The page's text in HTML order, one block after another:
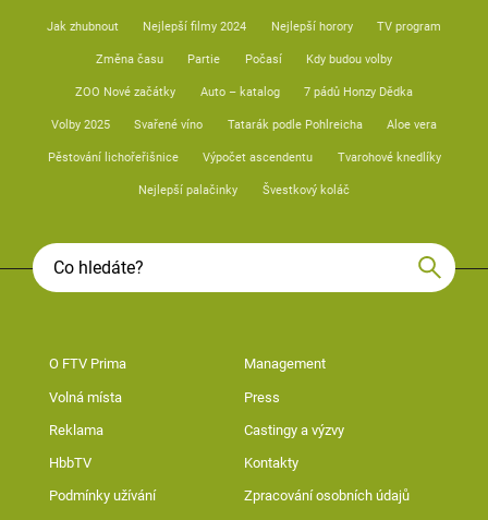
Jak zhubnout Nejlepší filmy 2024 Nejlepší horory TV program
Změna času Partie Počasí Kdy budou volby
ZOO Nové začátky Auto – katalog 7 pádů Honzy Dědka
Volby 2025 Svařené víno Tatarák podle Pohlreicha Aloe vera
Pěstování lichořeřišnice Výpočet ascendentu Tvarohové knedlíky
Nejlepší palačinky Švestkový koláč
O FTV Prima Management
Volná místa Press
Reklama Castingy a výzvy
HbbTV Kontakty
Podmínky užívání Zpracování osobních údajů